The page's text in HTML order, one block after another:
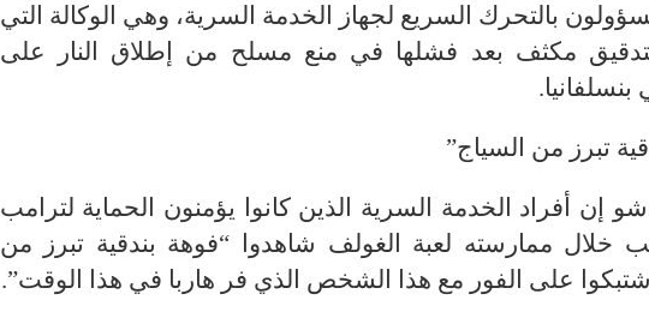
بالتحرك السريع لجهاز الخدمة السرية، وهي الوكالة التي
مكثف بعد فشلها في منع مسلح من إطلاق النار على
تبرز من السياج”
إن أفراد الخدمة السرية الذين كانوا يؤمنون الحماية لترامب
خلال ممارسته لعبة الغولف شاهدوا “فوهة بندقية تبرز من
على الفور مع هذا الشخص الذي فر هاربا في هذا الوقت”.